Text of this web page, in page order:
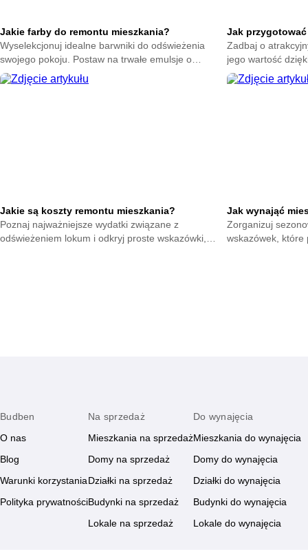
Jakie farby do remontu mieszkania?
Wyselekcjonuj idealne barwniki do odświeżenia
swojego pokoju. Postaw na trwałe emulsje o
wysokim kryciu. Pomaluj ściany mądrze i podziwiaj
piękny dom.
Jak
Zadbaj o
jego wartość
pomogą Ci
zdecydowanych
Jakie są koszty remontu mieszkania?
Poznaj najważniejsze wydatki związane z
odświeżeniem lokum i odkryj proste wskazówki,
Jak wynająć
Zorganizuj
wskazówek, które
Budben
O nas
Blog
Warunki korzystania
Polityka prywatności
Na sprzedaż
Mieszkania na sprzedaż
Domy na sprzedaż
Działki na sprzedaż
Budynki na sprzedaż
Lokale na sprzedaż
Do wynajęcia
Mieszkania do wynajęcia
Domy do wynajęcia
Działki do wynajęcia
Budynki do wynajęcia
Lokale do wynajęcia